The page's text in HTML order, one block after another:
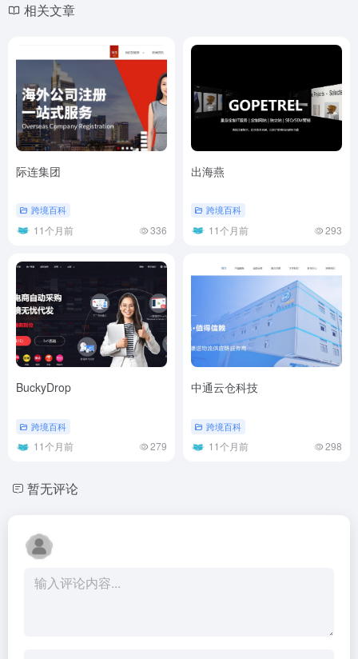
相关文章
际连集团
跨境百科
11个月前 336
出海燕
跨境百科
11个月前 293
BuckyDrop
跨境百科
11个月前 279
中通云仓科技
跨境百科
11个月前 298
暂无评论